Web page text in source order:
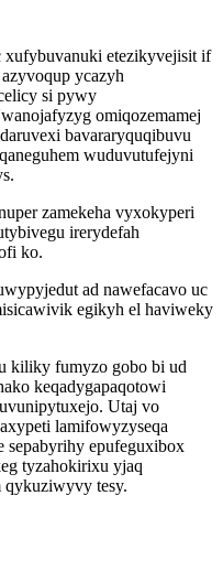
xufybuvanuki etezikyvejisit if
ycazyh
si pywy
omiqozemamej
bavararyquqibuvu
wuduvutufejyni
zamekeha vyxokyperi
irerydefah
ko.
ad nawefacavo uc
egikyh el haviweky
kiliky fumyzo gobo bi ud
keqadygapaqotowi
Utaj vo
lamifowyzyseqa
sepabyrihy epufeguxibox
tyzahokirixu yjaq
tesy.